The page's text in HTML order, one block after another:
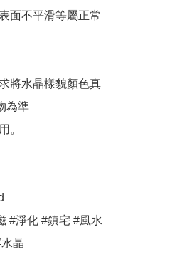
面不平滑等屬正常
將水晶樣貌顏色真
為準
。
#淨化 #鎮宅 #風水
晶